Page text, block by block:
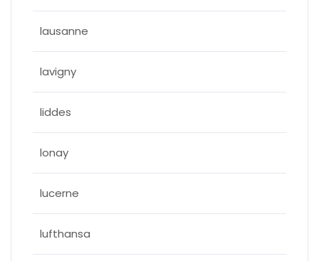
lausanne
lavigny
liddes
lonay
lucerne
lufthansa